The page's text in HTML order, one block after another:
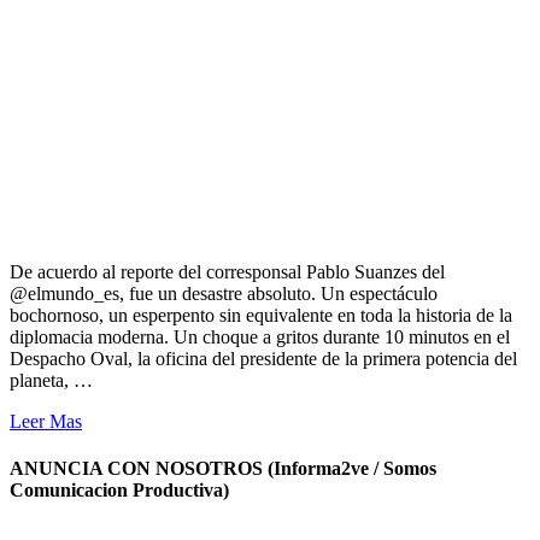
De acuerdo al reporte del corresponsal Pablo Suanzes del
@elmundo_es, fue un desastre absoluto. Un espectáculo
bochornoso, un esperpento sin equivalente en toda la historia de la
diplomacia moderna. Un choque a gritos durante 10 minutos en el
Despacho Oval, la oficina del presidente de la primera potencia del
planeta, …
Leer Mas
ANUNCIA CON NOSOTROS (Informa2ve / Somos
Comunicacion Productiva)